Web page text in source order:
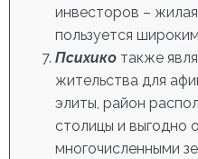
инвесторов –
пользуется
Психико также
жительства для
элиты, район
столицы и выгодно
многочисленными